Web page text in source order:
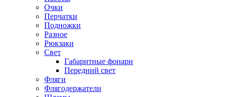
Очки
Перчатки
Подножки
Разное
Рюкзаки
Свет
Габаритные фонари
Передний свет
Фляги
Флягодержатели